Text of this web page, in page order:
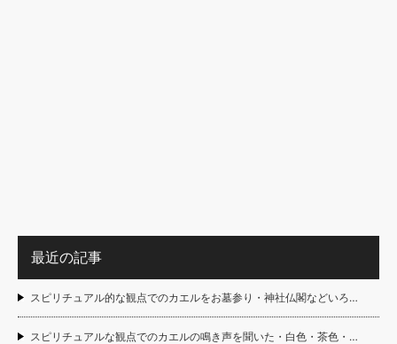
最近の記事
スピリチュアル的な観点でのカエルをお墓参り・神社仏閣などいろ…
スピリチュアルな観点でのカエルの鳴き声を聞いた・白色・茶色・…